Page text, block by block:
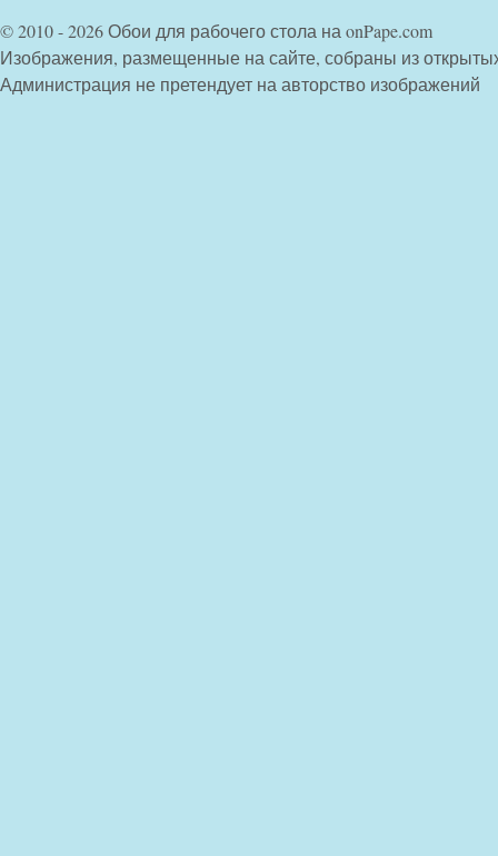
© 2010 - 2026 Обои для рабочего стола на onPape.com
Изображения, размещенные на сайте, собраны из
Администрация не претендует на авторство изображений